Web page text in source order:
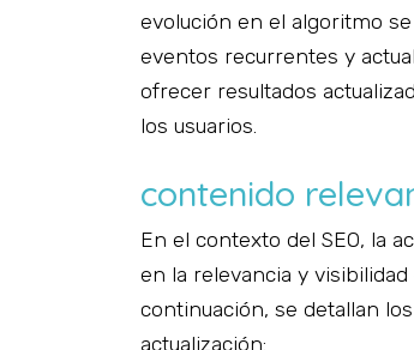
evolución en el algoritmo
eventos recurrentes y
ofrecer resultados
los usuarios.
contenido
En el contexto del SEO, la
en la relevancia y
continuación, se detallan
actualización: